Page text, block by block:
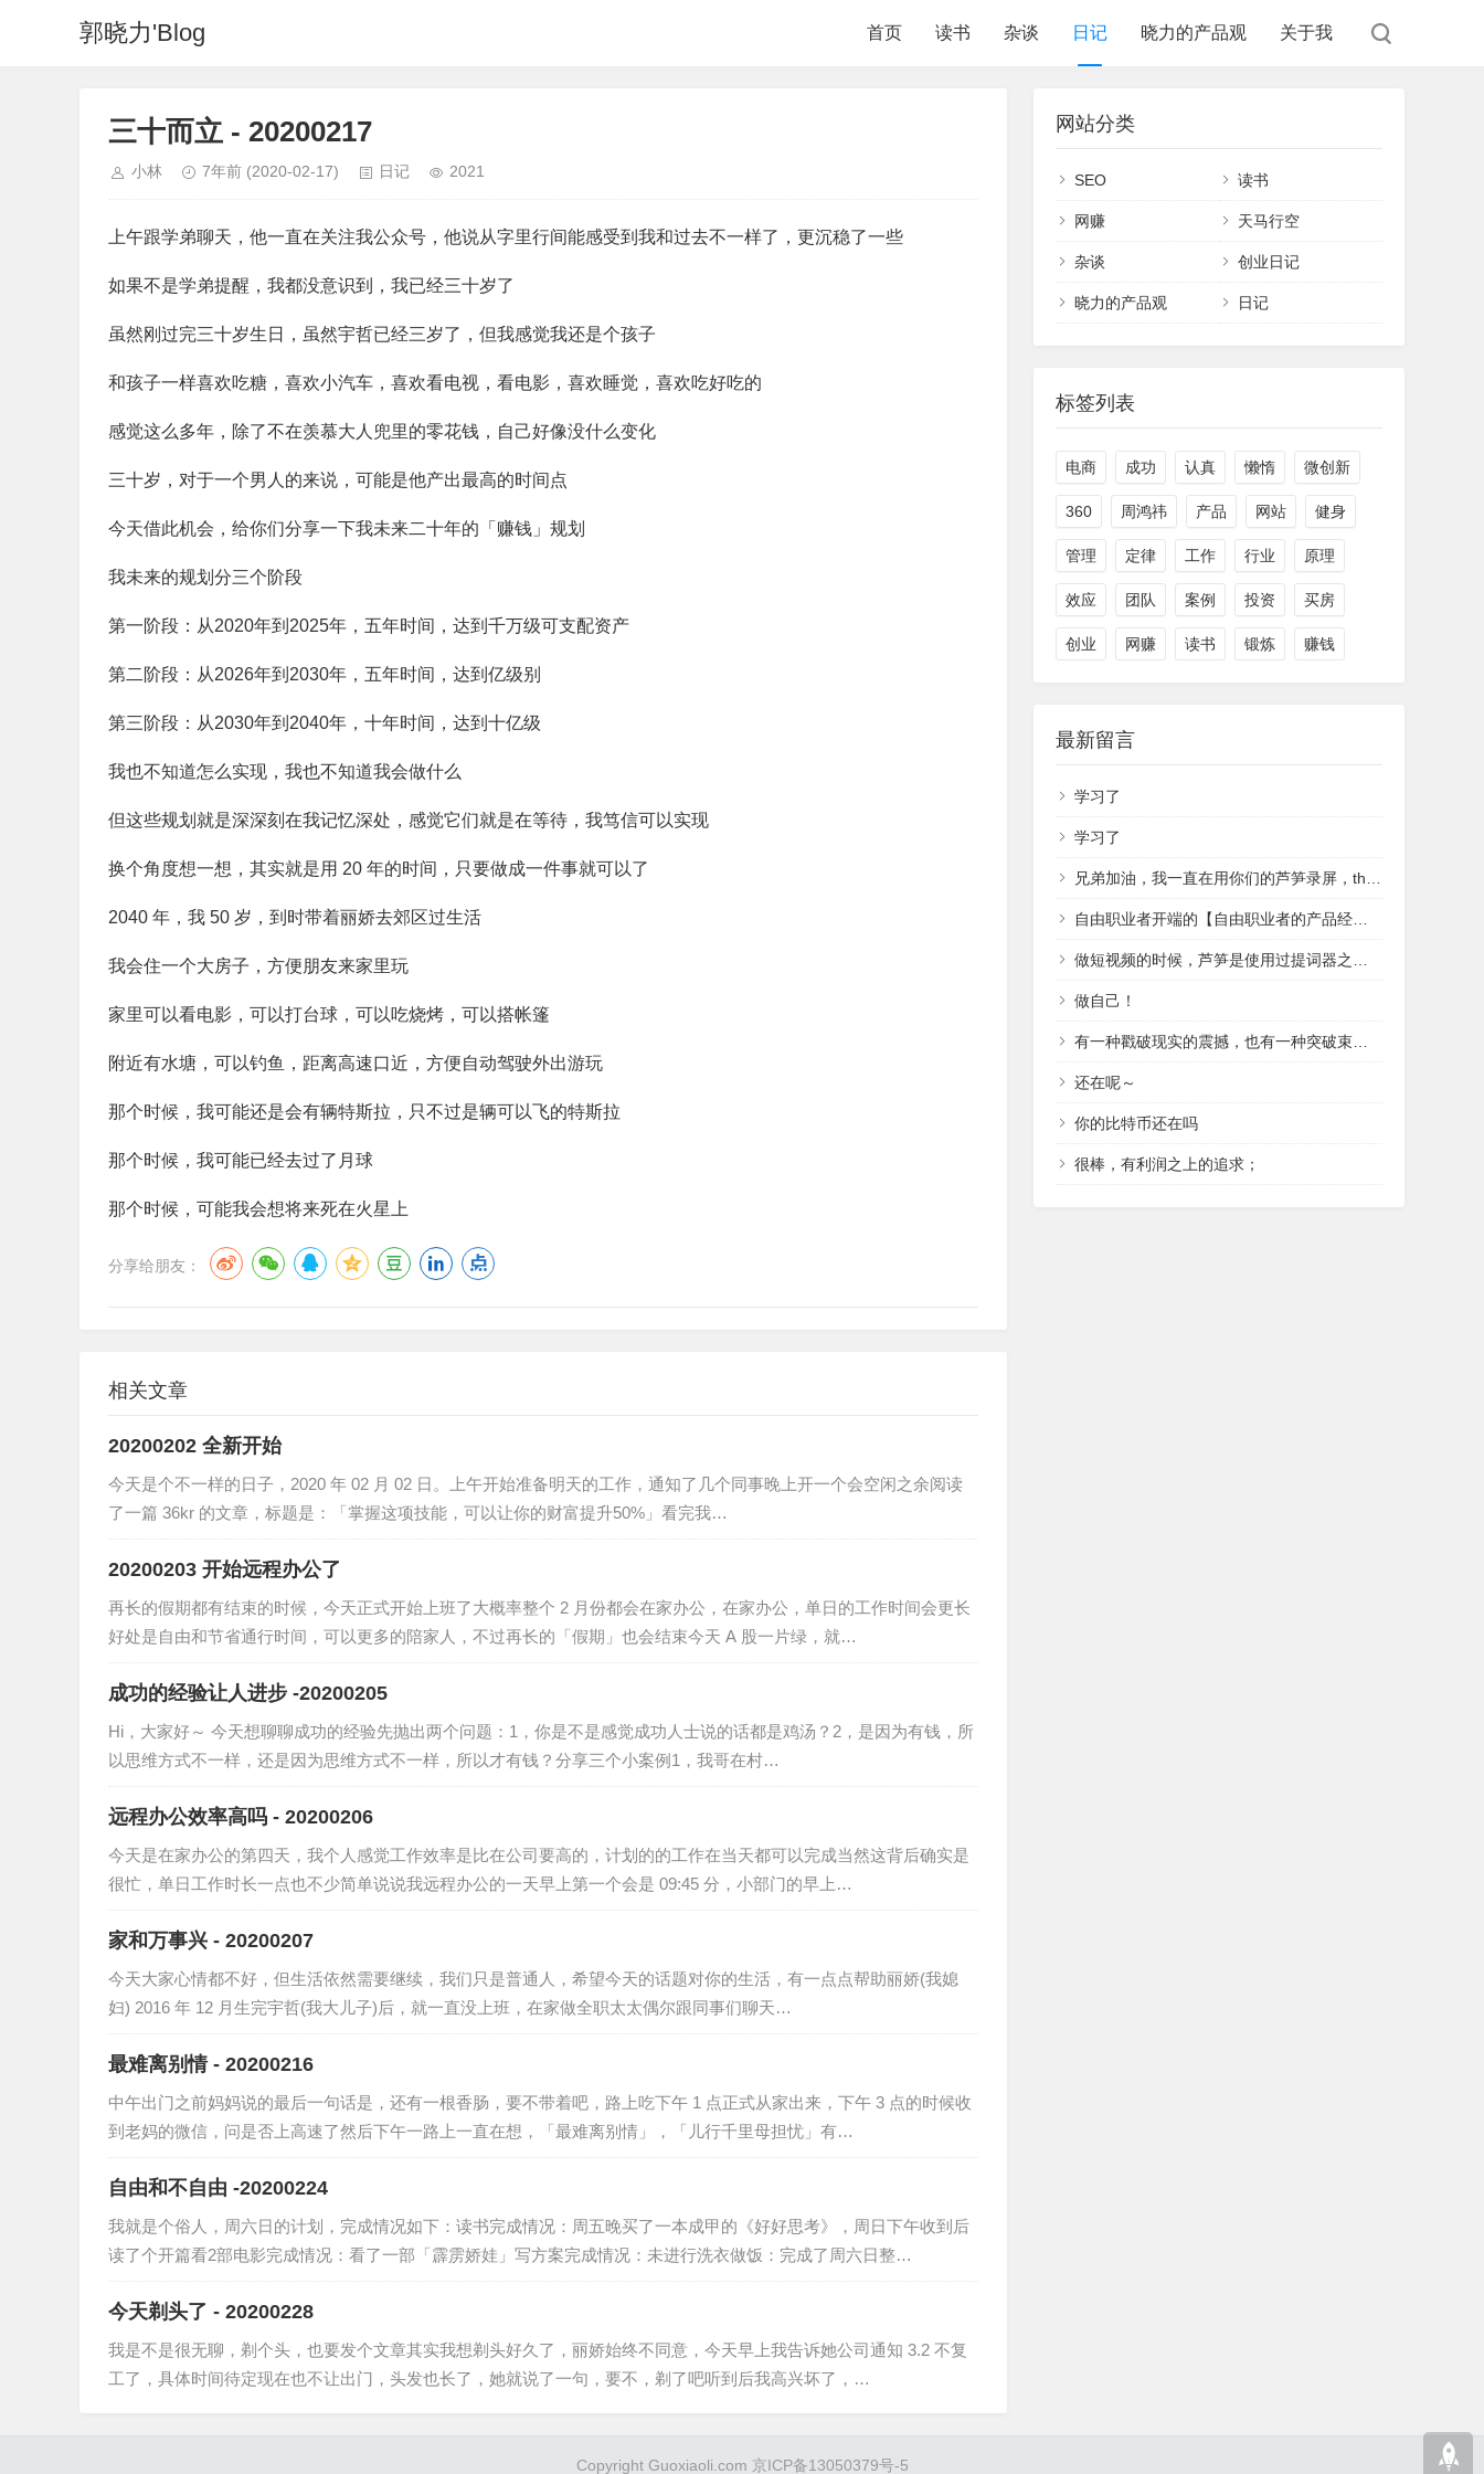
郭晓力'Blog 首页 读书 杂谈 日记 晓力的产品观 关于我
三十而立 - 20200217
小林 7年前 (2020-02-17) 日记 2021
上午跟学弟聊天，他一直在关注我公众号，他说从字里行间能感受到我和过去不一样了，更沉稳了一些
如果不是学弟提醒，我都没意识到，我已经三十岁了
虽然刚过完三十岁生日，虽然宇哲已经三岁了，但我感觉我还是个孩子
和孩子一样喜欢吃糖，喜欢小汽车，喜欢看电视，看电影，喜欢睡觉，喜欢吃好吃的
感觉这么多年，除了不在羡慕大人兜里的零花钱，自己好像没什么变化
三十岁，对于一个男人的来说，可能是他产出最高的时间点
今天借此机会，给你们分享一下我未来二十年的「赚钱」规划
我未来的规划分三个阶段
第一阶段：从2020年到2025年，五年时间，达到千万级可支配资产
第二阶段：从2026年到2030年，五年时间，达到亿级别
第三阶段：从2030年到2040年，十年时间，达到十亿级
我也不知道怎么实现，我也不知道我会做什么
但这些规划就是深深刻在我记忆深处，感觉它们就是在等待，我笃信可以实现
换个角度想一想，其实就是用 20 年的时间，只要做成一件事就可以了
2040 年，我 50 岁，到时带着丽娇去郊区过生活
我会住一个大房子，方便朋友来家里玩
家里可以看电影，可以打台球，可以吃烧烤，可以搭帐篷
附近有水塘，可以钓鱼，距离高速口近，方便自动驾驶外出游玩
那个时候，我可能还是会有辆特斯拉，只不过是辆可以飞的特斯拉
那个时候，我可能已经去过了月球
那个时候，可能我会想将来死在火星上
分享给朋友：
相关文章
20200202 全新开始
今天是个不一样的日子，2020 年 02 月 02 日。上午开始准备明天的工作，通知了几个同事晚上开一个会空闲之余阅读
了一篇 36kr 的文章，标题是：「掌握这项技能，可以让你的财富提升50%」看完我…
20200203 开始远程办公了
再长的假期都有结束的时候，今天正式开始上班了大概率整个 2 月份都会在家办公，在家办公，单日的工作时间会更长
好处是自由和节省通行时间，可以更多的陪家人，不过再长的「假期」也会结束今天 A 股一片绿，就…
成功的经验让人进步 -20200205
Hi，大家好～ 今天想聊聊成功的经验先抛出两个问题：1，你是不是感觉成功人士说的话都是鸡汤？2，是因为有钱，所
以思维方式不一样，还是因为思维方式不一样，所以才有钱？分享三个小案例1，我哥在村…
远程办公效率高吗 - 20200206
今天是在家办公的第四天，我个人感觉工作效率是比在公司要高的，计划的的工作在当天都可以完成当然这背后确实是
很忙，单日工作时长一点也不少简单说说我远程办公的一天早上第一个会是 09:45 分，小部门的早上…
家和万事兴 - 20200207
今天大家心情都不好，但生活依然需要继续，我们只是普通人，希望今天的话题对你的生活，有一点点帮助丽娇(我媳
妇) 2016 年 12 月生完宇哲(我大儿子)后，就一直没上班，在家做全职太太偶尔跟同事们聊天…
最难离别情 - 20200216
中午出门之前妈妈说的最后一句话是，还有一根香肠，要不带着吧，路上吃下午 1 点正式从家出来，下午 3 点的时候收
到老妈的微信，问是否上高速了然后下午一路上一直在想，「最难离别情」，「儿行千里母担忧」有…
自由和不自由 -20200224
我就是个俗人，周六日的计划，完成情况如下：读书完成情况：周五晚买了一本成甲的《好好思考》，周日下午收到后
读了个开篇看2部电影完成情况：看了一部「霹雳娇娃」写方案完成情况：未进行洗衣做饭：完成了周六日整…
今天剃头了 - 20200228
我是不是很无聊，剃个头，也要发个文章其实我想剃头好久了，丽娇始终不同意，今天早上我告诉她公司通知 3.2 不复
工了，具体时间待定现在也不让出门，头发也长了，她就说了一句，要不，剃了吧听到后我高兴坏了，…
网站分类
SEO 读书
网赚 天马行空
杂谈 创业日记
晓力的产品观 日记
标签列表
电商 成功 认真 懒惰 微创新
360 周鸿祎 产品 网站 健身
管理 定律 工作 行业 原理
效应 团队 案例 投资 买房
创业 网赚 读书 锻炼 赚钱
最新留言
学习了
学习了
兄弟加油，我一直在用你们的芦笋录屏，that's cool
自由职业者开端的【自由职业者的产品经理】
做短视频的时候，芦笋是使用过提词器之一，无意中查域名翻到作者，祝越来越好
做自己！
有一种戳破现实的震撼，也有一种突破束缚的冲动。
还在呢～
你的比特币还在吗
很棒，有利润之上的追求；
Copyright Guoxiaoli.com 京ICP备13050379号-5